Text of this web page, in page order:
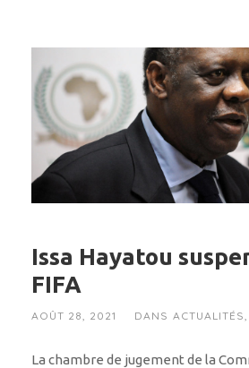
Issa Hayatou
FIFA
AOÛT 28, 2021 DANS ACTUALITÉS
La chambre de jugement de la